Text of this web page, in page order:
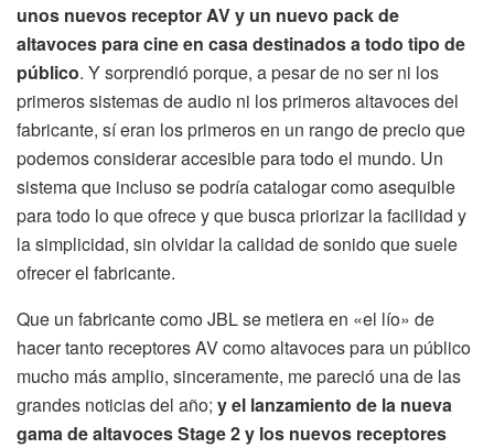
unos nuevos receptor AV y un nuevo pack de
altavoces para cine en casa destinados a todo tipo de
público. Y sorprendió porque, a pesar de no ser ni los
primeros sistemas de audio ni los primeros altavoces del
fabricante, sí eran los primeros en un rango de precio que
podemos considerar accesible para todo el mundo. Un
sistema que incluso se podría catalogar como asequible
para todo lo que ofrece y que busca priorizar la facilidad y
la simplicidad, sin olvidar la calidad de sonido que suele
ofrecer el fabricante.
Que un fabricante como JBL se metiera en «el lío» de
hacer tanto receptores AV como altavoces para un público
mucho más amplio, sinceramente, me pareció una de las
grandes noticias del año; y el lanzamiento de la nueva
gama de altavoces Stage 2 y los nuevos receptores